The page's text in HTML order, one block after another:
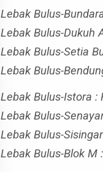
Lebak Bulus-
Lebak Bulus-Dukuh
Lebak Bulus-Setia
Lebak Bulus-
Lebak Bulus-Istora :
Lebak Bulus-
Lebak Bulus-
Lebak Bulus-Blok M